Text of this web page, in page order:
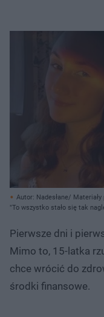
Autor: Nadesłane/ Materiały
"To wszystko stało się tak
Pierwsze dni i
Mimo to, 15-latka
chce wrócić do
środki finansowe.